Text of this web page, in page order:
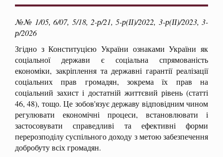
№№ 1/05, 6/07, 5/18, 2-р/21, 5-р(ІІ)/2022, 3-р(ІІ)/2023, 3-
р/2026
Згідно з Конституцією України ознаками України як
соціальної держави є соціальна спрямованість
економіки, закріплення та державні гарантії реалізації
соціальних прав громадян, зокрема їх прав на
соціальний захист і достатній життєвий рівень (статті
46, 48), тощо. Це зобов'язує державу відповідним чином
регулювати економічні процеси, встановлювати і
застосовувати справедливі та ефективні форми
перерозподілу суспільного доходу з метою забезпечення
добробуту всіх громадян.